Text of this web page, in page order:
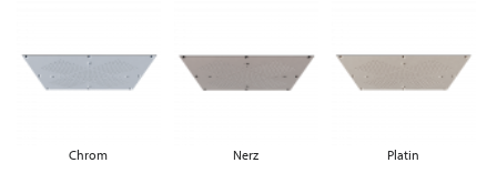
Chrom Nerz Platin